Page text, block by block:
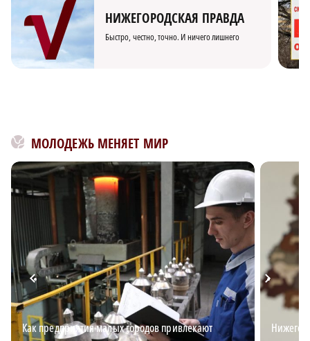
НИЖЕГОРОДСКАЯ ПРАВДА
Быстро, честно, точно. И ничего лишнего
МОЛОДЕЖЬ МЕНЯЕТ МИР
Как предприятия малых городов привлекают